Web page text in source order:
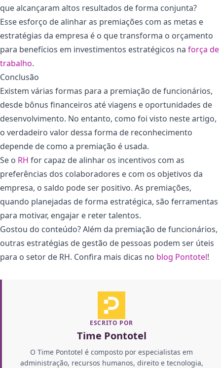
que alcançaram altos resultados de forma conjunta?
Esse esforço de alinhar as premiações com as metas e
estratégias da empresa é o que transforma o orçamento
para benefícios em investimentos estratégicos na força de
trabalho.
Conclusão
Existem várias formas para a premiação de funcionários,
desde bônus financeiros até viagens e oportunidades de
desenvolvimento. No entanto, como foi visto neste artigo,
o verdadeiro valor dessa forma de reconhecimento
depende de como a premiação é usada.
Se o RH for capaz de alinhar os incentivos com as
preferências dos colaboradores e com os objetivos da
empresa, o saldo pode ser positivo. As premiações,
quando planejadas de forma estratégica, são ferramentas
para motivar, engajar e reter talentos.
Gostou do conteúdo? Além da premiação de funcionários,
outras estratégias de gestão de pessoas podem ser úteis
para o setor de RH. Confira mais dicas no blog Pontotel!
ESCRITO POR
Time Pontotel
O Time Pontotel é composto por especialistas em
administração, recursos humanos, direito e tecnologia,